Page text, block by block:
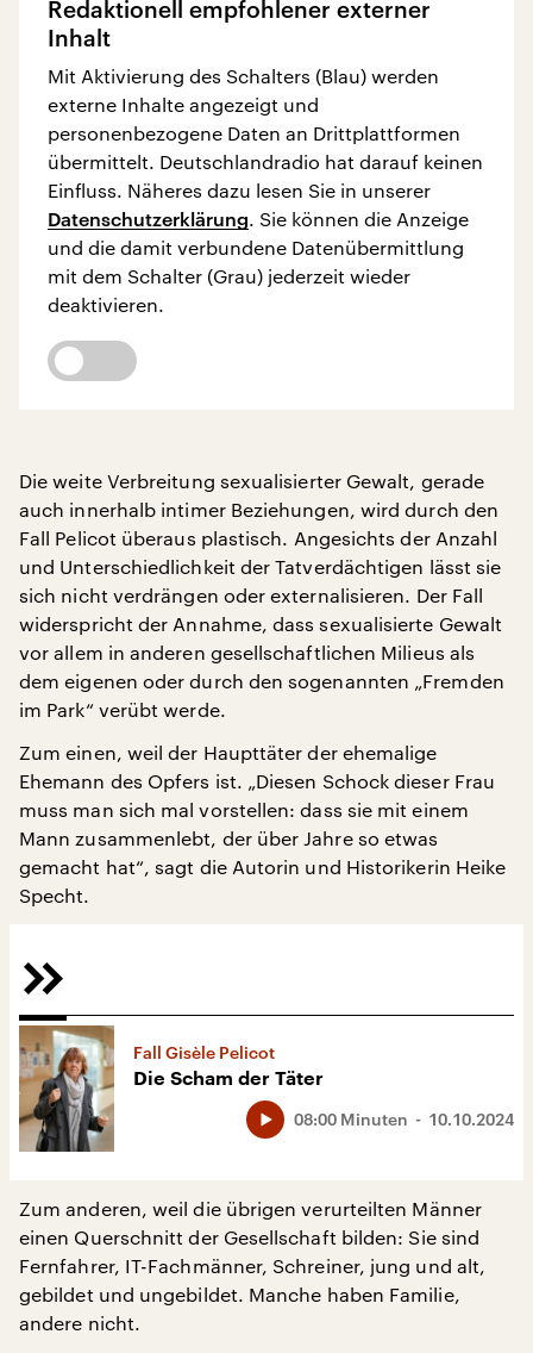
Redaktionell empfohlener externer
Inhalt
Mit Aktivierung des Schalters (Blau) werden
externe Inhalte angezeigt und
personenbezogene Daten an Drittplattformen
übermittelt. Deutschlandradio hat darauf keinen
Einfluss. Näheres dazu lesen Sie in unserer
Datenschutzerklärung. Sie können die Anzeige
und die damit verbundene Datenübermittlung
mit dem Schalter (Grau) jederzeit wieder
deaktivieren.
Die weite Verbreitung sexualisierter Gewalt, gerade
auch innerhalb intimer Beziehungen, wird durch den
Fall Pelicot überaus plastisch. Angesichts der Anzahl
und Unterschiedlichkeit der Tatverdächtigen lässt sie
sich nicht verdrängen oder externalisieren. Der Fall
widerspricht der Annahme, dass sexualisierte Gewalt
vor allem in anderen gesellschaftlichen Milieus als
dem eigenen oder durch den sogenannten „Fremden
im Park“ verübt werde.
Zum einen, weil der Haupttäter der ehemalige
Ehemann des Opfers ist. „Diesen Schock dieser Frau
muss man sich mal vorstellen: dass sie mit einem
Mann zusammenlebt, der über Jahre so etwas
gemacht hat“, sagt die Autorin und Historikerin Heike
Specht.
Fall Gisèle Pelicot
Die Scham der Täter
10.10.2024
08:00 Minuten
Zum anderen, weil die übrigen verurteilten Männer
einen Querschnitt der Gesellschaft bilden: Sie sind
Fernfahrer, IT-Fachmänner, Schreiner, jung und alt,
gebildet und ungebildet. Manche haben Familie,
andere nicht.